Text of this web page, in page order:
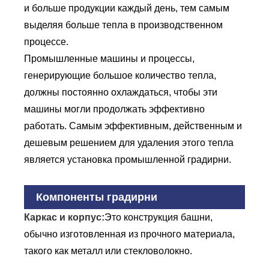
и больше продукции каждый день, тем самым
выделяя больше тепла в производственном
процессе.
Промышленные машины и процессы,
генерирующие большое количество тепла,
должны постоянно охлаждаться, чтобы эти
машины могли продолжать эффективно
работать. Самым эффективным, действенным и
дешевым решением для удаления этого тепла
является установка промышленной градирни.
Компоненты градирни
Каркас и корпус:Это конструкция башни,
обычно изготовленная из прочного материала,
такого как металл или стекловолокно.